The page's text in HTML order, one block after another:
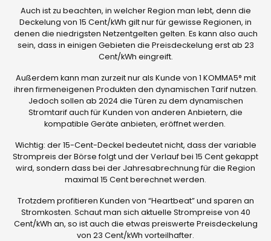
Auch ist zu beachten, in welcher Region man lebt, denn die
Deckelung von 15 Cent/kWh gilt nur für gewisse Regionen, in
denen die niedrigsten Netzentgelten gelten. Es kann also auch
sein, dass in einigen Gebieten die Preisdeckelung erst ab 23
Cent/kWh eingreift.
Außerdem kann man zurzeit nur als Kunde von 1 KOMMA5° mit
ihren firmeneigenen Produkten den dynamischen Tarif nutzen.
Jedoch sollen ab 2024 die Türen zu dem dynamischen
Stromtarif auch für Kunden von anderen Anbietern, die
kompatible Geräte anbieten, eröffnet werden.
Wichtig: der 15-Cent-Deckel bedeutet nicht, dass der variable
Strompreis der Börse folgt und der Verlauf bei 15 Cent gekappt
wird, sondern dass bei der Jahresabrechnung für die Region
maximal 15 Cent berechnet werden.
Trotzdem profitieren Kunden von “Heartbeat” und sparen an
Stromkosten. Schaut man sich aktuelle Strompreise von 40
Cent/kWh an, so ist auch die etwas preiswerte Preisdeckelung
von 23 Cent/kWh vorteilhafter.